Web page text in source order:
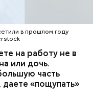
в прошлом году
на работу не в
или дочь.
часть
даете «пощупать»